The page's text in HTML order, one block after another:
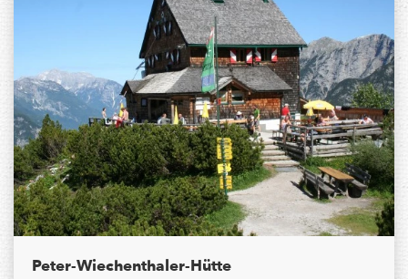
Peter-Wiechenthaler-Hütte